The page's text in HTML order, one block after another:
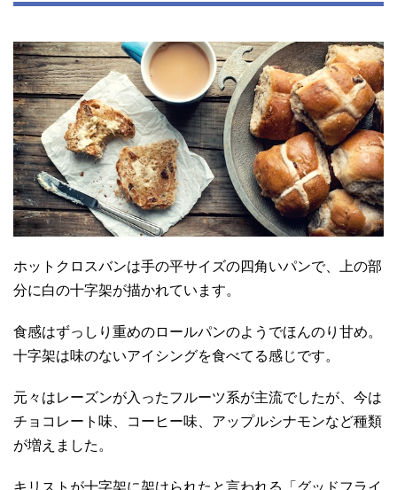
ホットクロスバンは手の平サイズの四角いパンで、上の部
分に白の十字架が描かれています。
食感はずっしり重めのロールパンのようでほんのり甘め。
十字架は味のないアイシングを食べてる感じです。
元々はレーズンが入ったフルーツ系が主流でしたが、今は
チョコレート味、コーヒー味、アップルシナモンなど種類
が増えました。
キリストが十字架に架けられたと言われる「グッドフライ